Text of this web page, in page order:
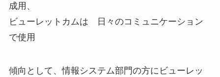
成用、
ビューレットカムは 日々のコミュニケーション
で使用
傾向として、情報システム部門の方にビューレッ